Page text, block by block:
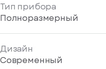
Тип прибора
Полноразмерный
Дизайн
Современный